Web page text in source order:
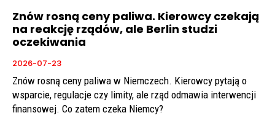
Znów rosną ceny paliwa. Kierowcy czekają
na reakcję rządów, ale Berlin studzi
oczekiwania
2026-07-23
Znów rosną ceny paliwa w Niemczech. Kierowcy pytają o
wsparcie, regulacje czy limity, ale rząd odmawia interwencji
finansowej. Co zatem czeka Niemcy?